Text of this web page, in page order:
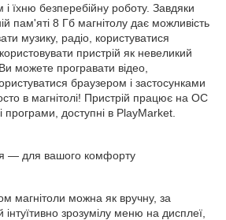
і їхню безперебійну роботу. Завдяки
пам'яті 8 Гб магнітолу дає можливість
музику, радіо, користуватися
пристрій як невеликий
можете програвати відео,
браузером і застосунками
в магнітолі! Пристрій працює на ОС
програми, доступні в PlayMarket.
— для вашого комфорту
магнітоли можна як вручну, за
зрозумілу меню на дисплеї,